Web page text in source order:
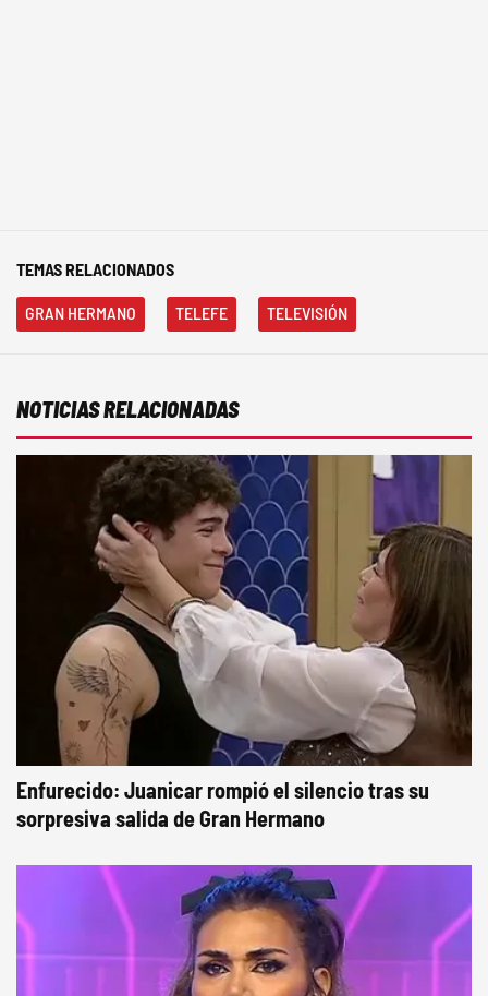
TEMAS RELACIONADOS
GRAN HERMANO TELEFE TELEVISIÓN
NOTICIAS RELACIONADAS
Enfurecido: Juanicar rompió el silencio tras su
sorpresiva salida de Gran Hermano